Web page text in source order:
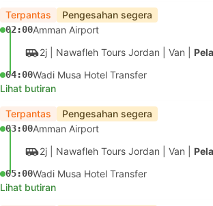
Terpantas Pengesahan segera
02:00Amman Airport
2j | Nawafleh Tours Jordan Van
04:00Wadi Musa Hotel Transfer
Lihat butiran
Terpantas Pengesahan segera
03:00Amman Airport
2j | Nawafleh Tours Jordan Van
05:00Wadi Musa Hotel Transfer
Lihat butiran